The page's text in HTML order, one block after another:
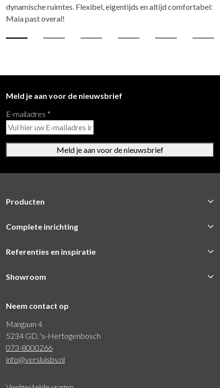
dynamische ruimtes. Flexibel, eigentijds en altijd comfortabel:
Maia past overal!
Meld je aan voor de nieuwsbrief
E-mailadres *
Meld je aan voor de nieuwsbrief
Producten
Complete inrichting
Referenties en inspiratie
Showroom
Neem contact op
Mangaan 4
5234 GD, 's-Hertogenbosch
073-8000266
info@versluisbv.nl